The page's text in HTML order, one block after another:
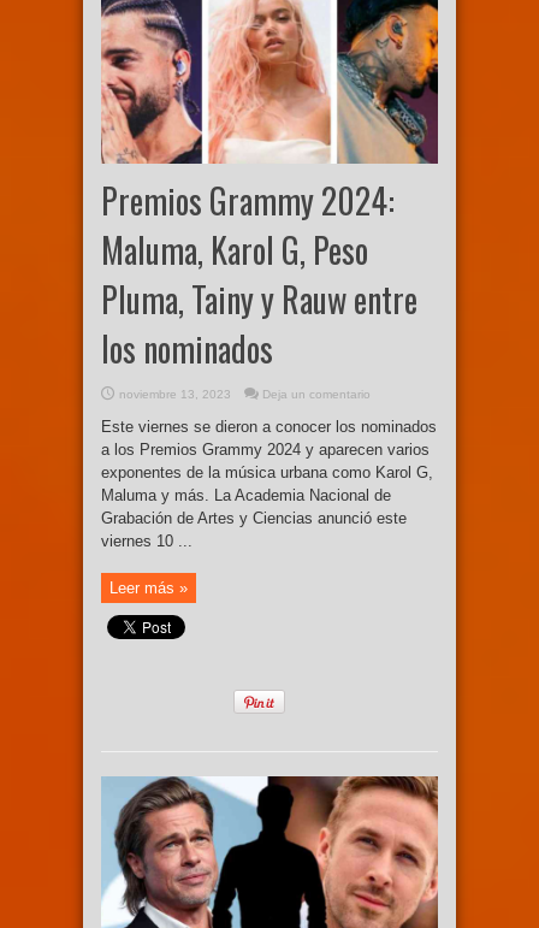
Premios Grammy 2024:
Maluma, Karol G, Peso
Pluma, Tainy y Rauw entre
los nominados
noviembre 13, 2023 Deja un comentario
Este viernes se dieron a conocer los nominados
a los Premios Grammy 2024 y aparecen varios
exponentes de la música urbana como Karol G,
Maluma y más. La Academia Nacional de
Grabación de Artes y Ciencias anunció este
viernes 10 ...
Leer más »